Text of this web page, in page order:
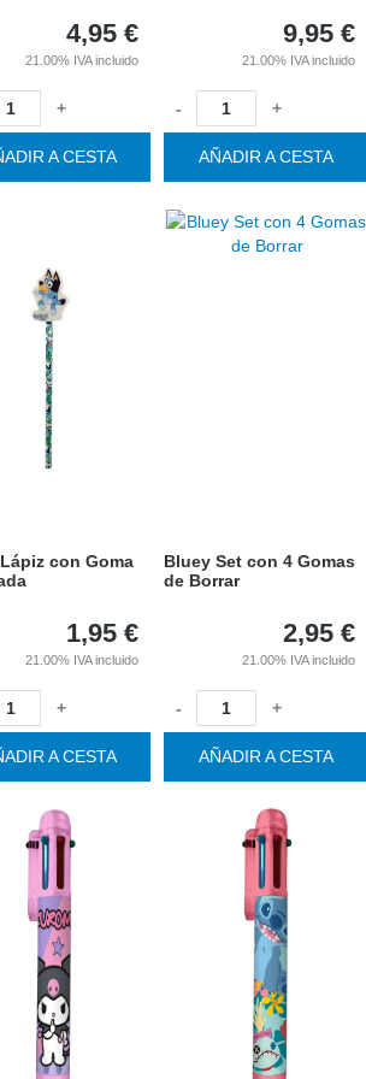
4,95 €
21.00% IVA incluido
+
A CESTA
9,95 €
21.00% IVA incluido
- +
AÑADIR A CESTA
con Goma
1,95 €
21.00% IVA incluido
+
A CESTA
Bluey Set con 4 Gomas
de Borrar
2,95 €
21.00% IVA incluido
- +
AÑADIR A CESTA